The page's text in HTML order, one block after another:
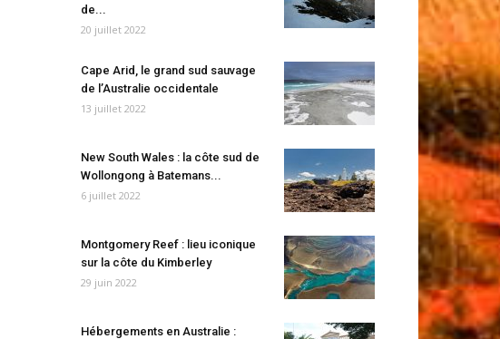
de...
20 juillet 2022
Cape Arid, le grand sud sauvage
de l’Australie occidentale
13 juillet 2022
New South Wales : la côte sud de
Wollongong à Batemans...
6 juillet 2022
Montgomery Reef : lieu iconique
sur la côte du Kimberley
29 juin 2022
Hébergements en Australie :